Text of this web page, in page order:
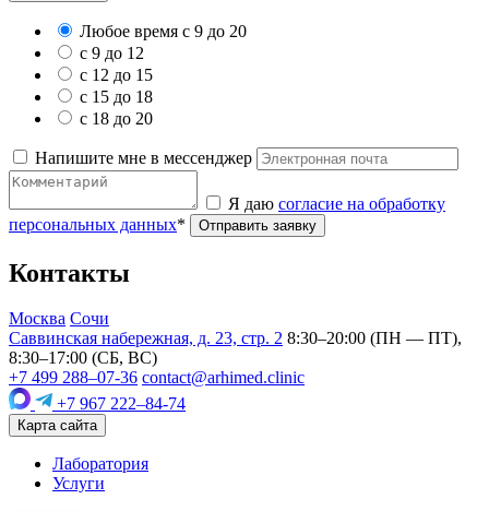
Любое время с 9 до 20
с 9 до 12
с 12 до 15
с 15 до 18
с 18 до 20
Напишите мне в мессенджер
Я даю согласие на обработку
персональных данных* Отправить заявку
Контакты
Москва Сочи
Саввинская набережная, д. 23, стр. 2 8:30–20:00 (ПН — ПТ),
8:30–17:00 (СБ, ВС)
+7 499 288–07-36 contact@arhimed.clinic
+7 967 222–84-74
Карта сайта
Лаборатория
Услуги